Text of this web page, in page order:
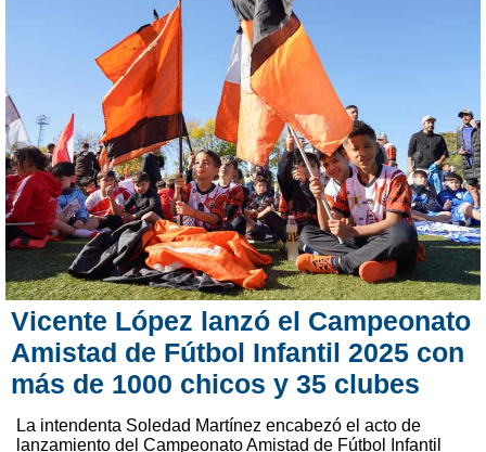
Vicente López lanzó el Campeonato
Amistad de Fútbol Infantil 2025 con
más de 1000 chicos y 35 clubes
La intendenta Soledad Martínez encabezó el acto de
lanzamiento del Campeonato Amistad de Fútbol Infantil